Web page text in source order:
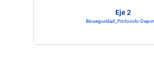
Eje 2
Bioseguridad_Protocolo-Deportes